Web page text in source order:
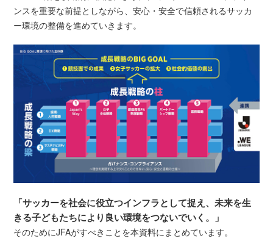
ンスを重要な前提としながら、安心・安全で信頼されるサッカ
ー環境の整備を進めていきます。
「サッカーを社会に役立つインフラとして捉え、未来を生
きる子どもたちにより良い環境をつないでいく。」
そのためにJFAがすべきことを本資料にまとめています。